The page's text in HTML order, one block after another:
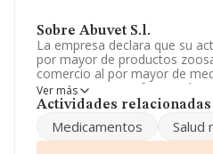
Sobre Abuvet S.l.
La empresa declara que su
por mayor de productos
comercio al por mayor de
veterinario, tanto
aditivos para incorporar al
Limitada. Tiene CNAE: 7500 -
No realiza actividad de
Ver más
Actividades relacionadas
Medicamentos Salud